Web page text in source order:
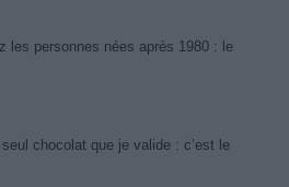
les personnes nées après 1980 : le
chocolat que je valide : c’est le